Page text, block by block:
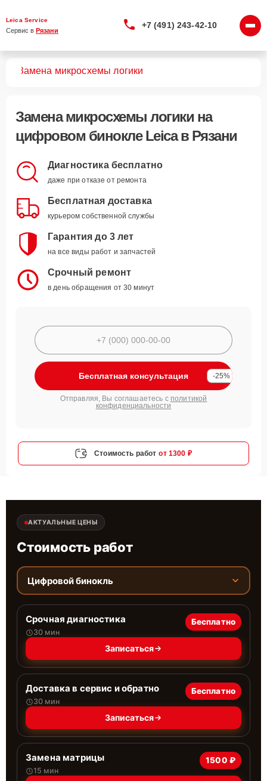
Leica Service
Сервис в Рязани
+7 (491) 243-42-10
Замена микросхемы логики
Замена микросхемы логики на
цифровом бинокле Leica в Рязани
Диагностика бесплатно
даже при отказе от ремонта
Бесплатная доставка
курьером собственной службы
Гарантия до 3 лет
на все виды работ и запчастей
Срочный ремонт
в день обращения от 30 минут
Бесплатная консультация -25%
Отправляя, Вы соглашаетесь с политикой
конфиденциальности
Стоимость работ от 1300 ₽
АКТУАЛЬНЫЕ ЦЕНЫ
Стоимость работ
Цифровой бинокль
Срочная диагностика
30 мин
Бесплатно
Записаться
Доставка в сервис и обратно
30 мин
Бесплатно
Записаться
Замена матрицы
15 мин
1500 ₽